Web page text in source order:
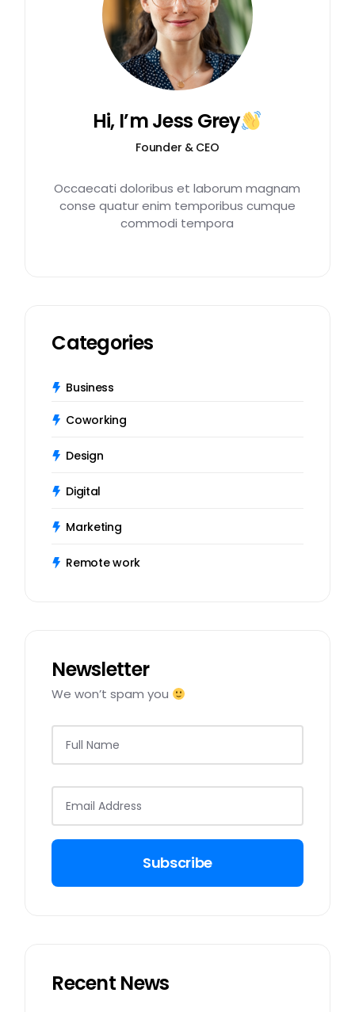
Hi, I’m Jess Grey
Founder & CEO
Occaecati doloribus et laborum magnam
conse quatur enim temporibus cumque
commodi tempora
Categories
Business
Coworking
Design
Digital
Marketing
Remote work
Newsletter
We won’t spam you
Subscribe
Recent News